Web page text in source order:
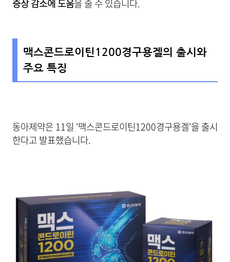
증상 감소에 도움을 줄 수 있습니다.
맥스콘드로이틴1200경구용겔의 출시와
주요 특징
동아제약은 11일 '맥스콘드로이틴1200경구용겔'을 출시
한다고 발표했습니다.